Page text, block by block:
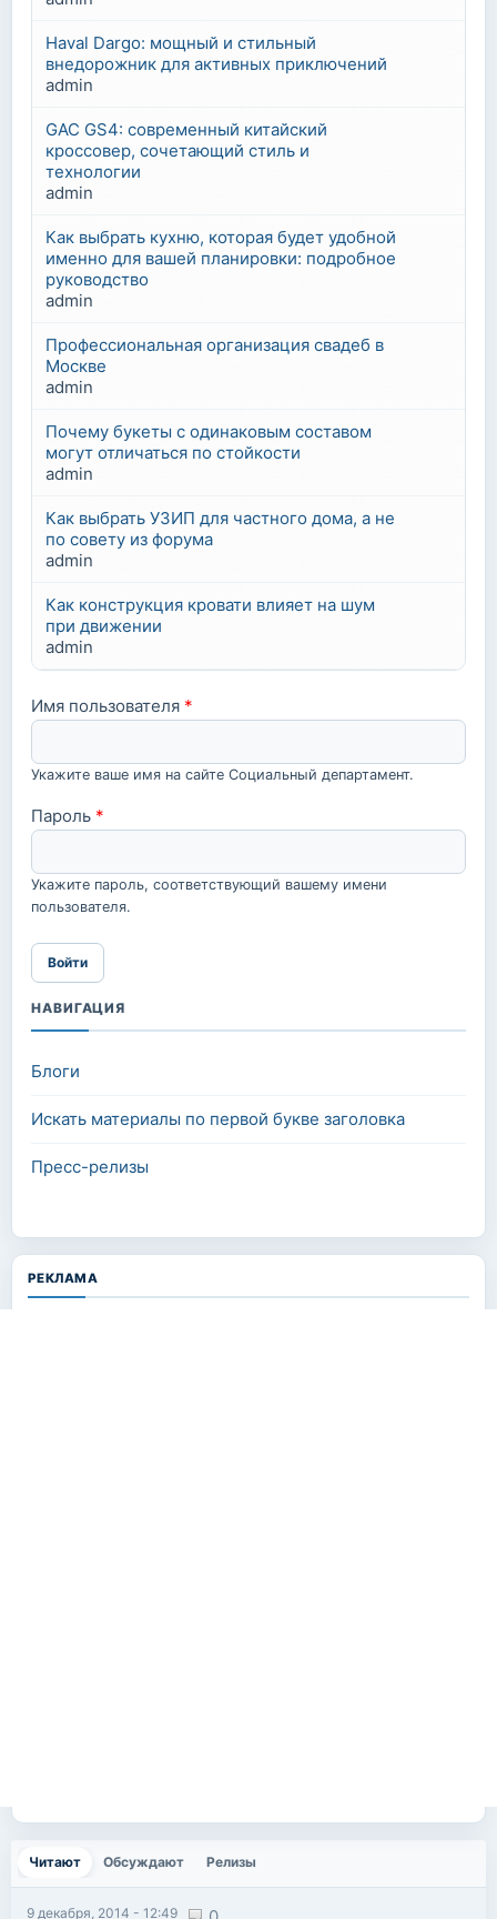
Haval Dargo: мощный и стильный
внедорожник для активных приключений
admin
GAC GS4: современный китайский
кроссовер, сочетающий стиль и
технологии
admin
Как выбрать кухню, которая будет удобной
именно для вашей планировки: подробное
руководство
admin
Профессиональная организация свадеб в
Москве
admin
Почему букеты с одинаковым составом
могут отличаться по стойкости
admin
Как выбрать УЗИП для частного дома, а не
по совету из форума
admin
Как конструкция кровати влияет на шум
при движении
admin
Имя пользователя *
Укажите ваше имя на сайте Социальный департамент.
Пароль *
Укажите пароль, соответствующий вашему имени
пользователя.
НАВИГАЦИЯ
Блоги
Искать материалы по первой букве заголовка
Пресс-релизы
РЕКЛАМА
Читают
(активная вкладка)
Обсуждают Релизы
9 декабря, 2014 - 12:49